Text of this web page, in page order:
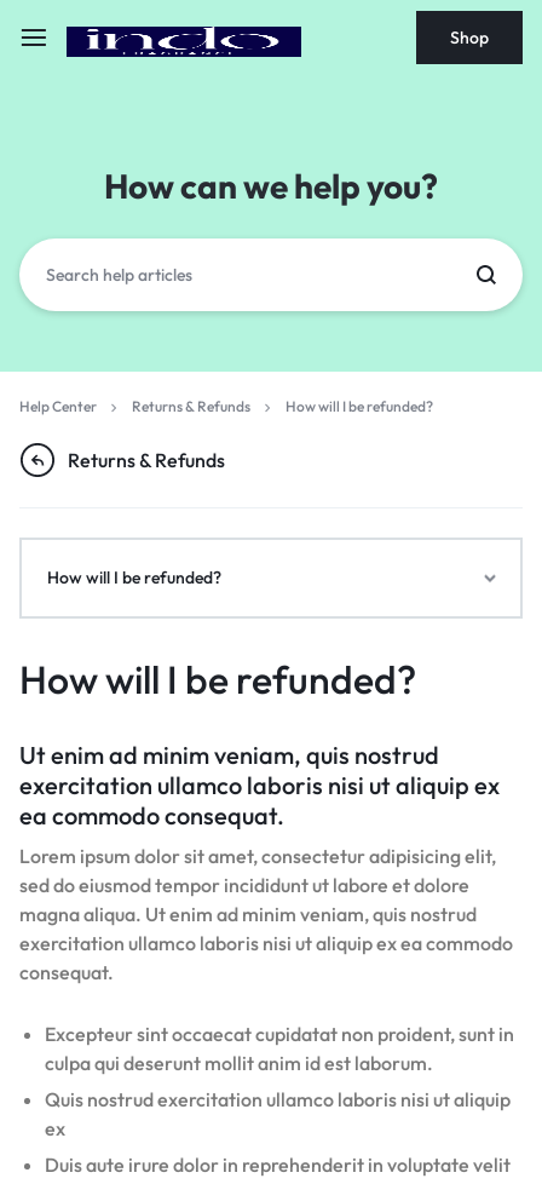
Shop
How can we help you?
Help Center Returns & Refunds How will I be refunded?
Returns & Refunds
How will I be refunded?
Ut enim ad minim veniam, quis nostrud
exercitation ullamco laboris nisi ut aliquip ex
ea commodo consequat.
Lorem ipsum dolor sit amet, consectetur adipisicing elit,
sed do eiusmod tempor incididunt ut labore et dolore
magna aliqua. Ut enim ad minim veniam, quis nostrud
exercitation ullamco laboris nisi ut aliquip ex ea commodo
consequat.
Excepteur sint occaecat cupidatat non proident, sunt in
culpa qui deserunt mollit anim id est laborum.
Quis nostrud exercitation ullamco laboris nisi ut aliquip
ex
Duis aute irure dolor in reprehenderit in voluptate velit
How will I be refunded?